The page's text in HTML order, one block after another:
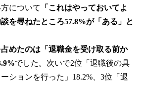
について
「これはやっておいてよ
を尋ねたところ57.8%が「ある」と
めたのは「退職金を受け取る前か
でした。次いで2位「退職後の具
ションを行った」18.2%、3位「退